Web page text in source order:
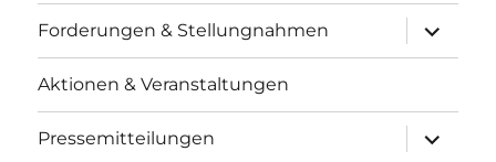
Forderungen & Stellungnahmen
anzeigen
Aktionen & Veranstaltungen
Pressemitteilungen
anzeigen